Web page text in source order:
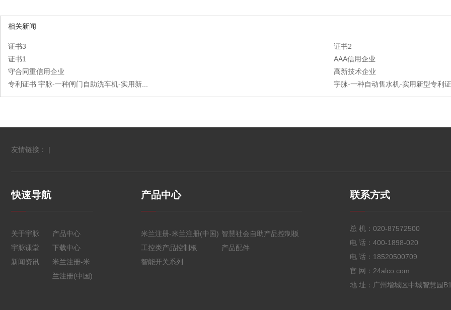
相关新闻
证书3
证书2
证书1
AAA信用企业
守合同重信用企业
高新技术企业
专利证书 宇脉-一种闸门自助洗车机-实用新...
宇脉-一种自动售水机-实用新型专利
友情链接： |
快速导航
关于宇脉
产品中心
宇脉课堂
下载中心
新闻资讯
米兰注册-米
兰注册(中国)
产品中心
米兰注册-米兰注册(中国) 智慧社会自助产品控制板
工控类产品控制板
产品配件
智能开关系列
联系方式
总 机： 020-87572500
电 话： 400-1898-020
电 话： 18520500709
官 网：24alco.com
地 址：广州增城区中城智慧园